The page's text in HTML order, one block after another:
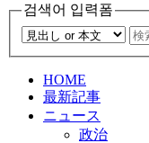
검색어 입력폼
HOME
最新記事
ニュース
政治